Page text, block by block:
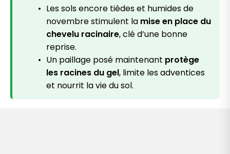
Les sols encore tièdes et humides de
novembre stimulent la mise en place du
chevelu racinaire, clé d’une bonne
reprise.
Un paillage posé maintenant protège
les racines du gel, limite les adventices
et nourrit la vie du sol.